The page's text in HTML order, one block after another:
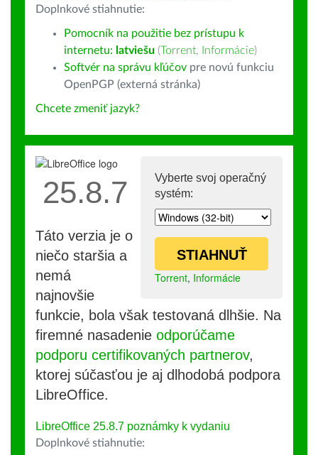
Doplnkové stiahnutie:
Pomocník na použitie bez prístupu k
internetu: latviešu (Torrent, Informácie)
Softvér na správu kľúčov pre novú funkciu
OpenPGP (externá stránka)
Chcete zmeniť jazyk?
Vyberte svoj operačný
systém:
STIAHNUŤ
Torrent, Informácie
25.8.7
Táto verzia je o
niečo staršia a
nemá
najnovšie
funkcie, bola však testovaná dlhšie. Na
firemné nasadenie odporúčame
podporu certifikovaných partnerov,
ktorej súčasťou je aj dlhodobá podpora
LibreOffice.
LibreOffice 25.8.7 poznámky k vydaniu
Doplnkové stiahnutie: